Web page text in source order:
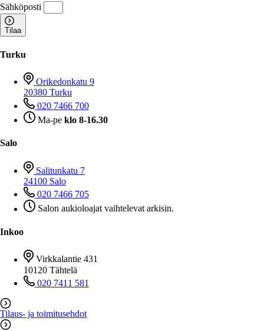
Sähköposti
Tilaa
Turku
Orikedonkatu 9
20380 Turku
020 7466 700
Ma-peklo 8-16.30
Salo
Salitunkatu 7
24100 Salo
020 7466 705
Salon aukioloajat vaihtelevat arkisin.
Inkoo
Virkkalantie 431
10120 Tähtelä
020 7411 581
Tilaus- ja toimitusehdot